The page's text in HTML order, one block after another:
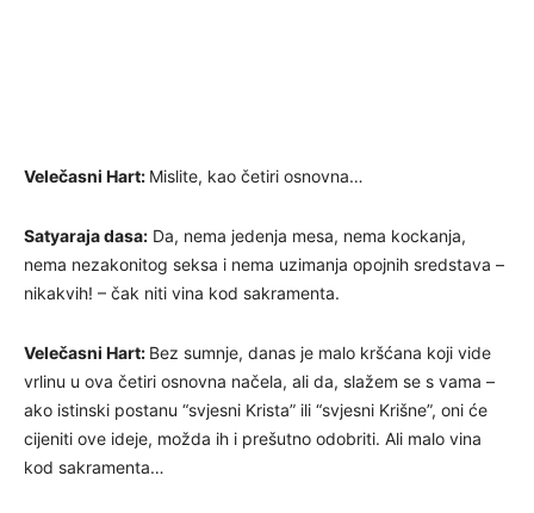
Velečasni Hart: Mislite, kao četiri osnovna…
Satyaraja dasa: Da, nema jedenja mesa, nema kockanja,
nema nezakonitog seksa i nema uzimanja opojnih sredstava –
nikakvih! – čak niti vina kod sakramenta.
Velečasni Hart: Bez sumnje, danas je malo kršćana koji vide
vrlinu u ova četiri osnovna načela, ali da, slažem se s vama –
ako istinski postanu “svjesni Krista” ili “svjesni Krišne”, oni će
cijeniti ove ideje, možda ih i prešutno odobriti. Ali malo vina
kod sakramenta…